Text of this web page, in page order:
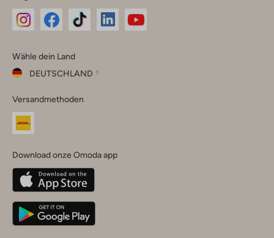
Instagram
Facebook
TikTok
Wähle dein Land
DEUTSCHLAND
dein
Land
Belgique(Français)
Deutschland
Versandmethoden
Download onze Omoda app